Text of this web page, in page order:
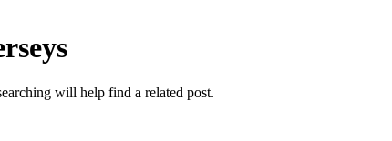
will help find a related post.